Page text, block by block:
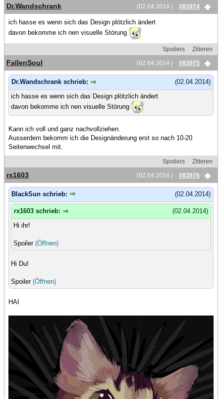
(02.04.2014 )
#83974
Dr.Wandschrank
ich hasse es wenn sich das Design plötzlich ändert
davon bekomme ich nen visuelle Störung
Spoilers
Zitieren
(02.04.2014 )
#83975
FallenSoul
(02.04.2014)
Dr.Wandschrank schrieb:
ich hasse es wenn sich das Design plötzlich ändert
davon bekomme ich nen visuelle Störung
Kann ich voll und ganz nachvollziehen.
Ausserdem bekomm ich die Designänderung erst so nach 10-20
Seitenwechsel mit.
Spoilers
Zitieren
(02.04.2014 )
#83976
rx1603
(02.04.2014)
BlackSun schrieb:
(02.04.2014)
rx1603 schrieb:
Hi ihr!
Spoiler (Öffnen)
Hi Du!
Spoiler (Öffnen)
HAI